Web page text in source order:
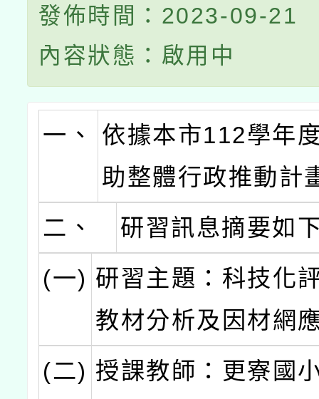
發佈時間：2023-09-21
內容狀態：啟用中
一、
依據本市112學年
助整體行政推動計
二、
研習訊息摘要如
(一) 研習主題：科技化
教材分析及因材網
(二) 授課教師：更寮國